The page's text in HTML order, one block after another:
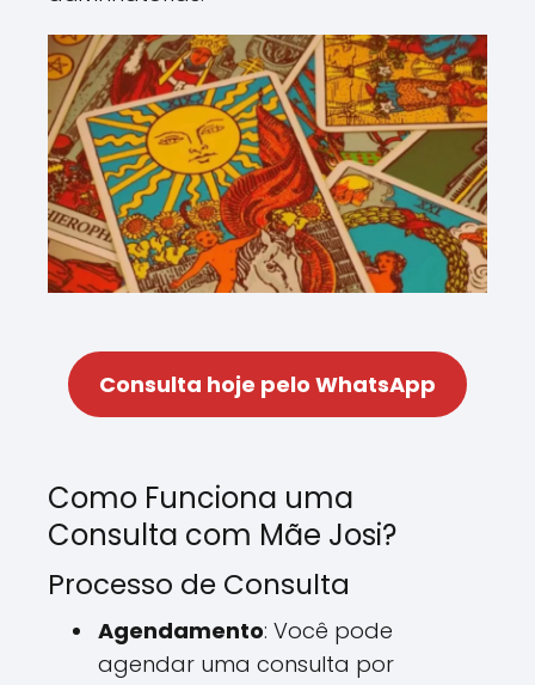
Consulta hoje pelo WhatsApp
Como Funciona uma
Consulta com Mãe Josi?
Processo de Consulta
Agendamento: Você pode
agendar uma consulta por